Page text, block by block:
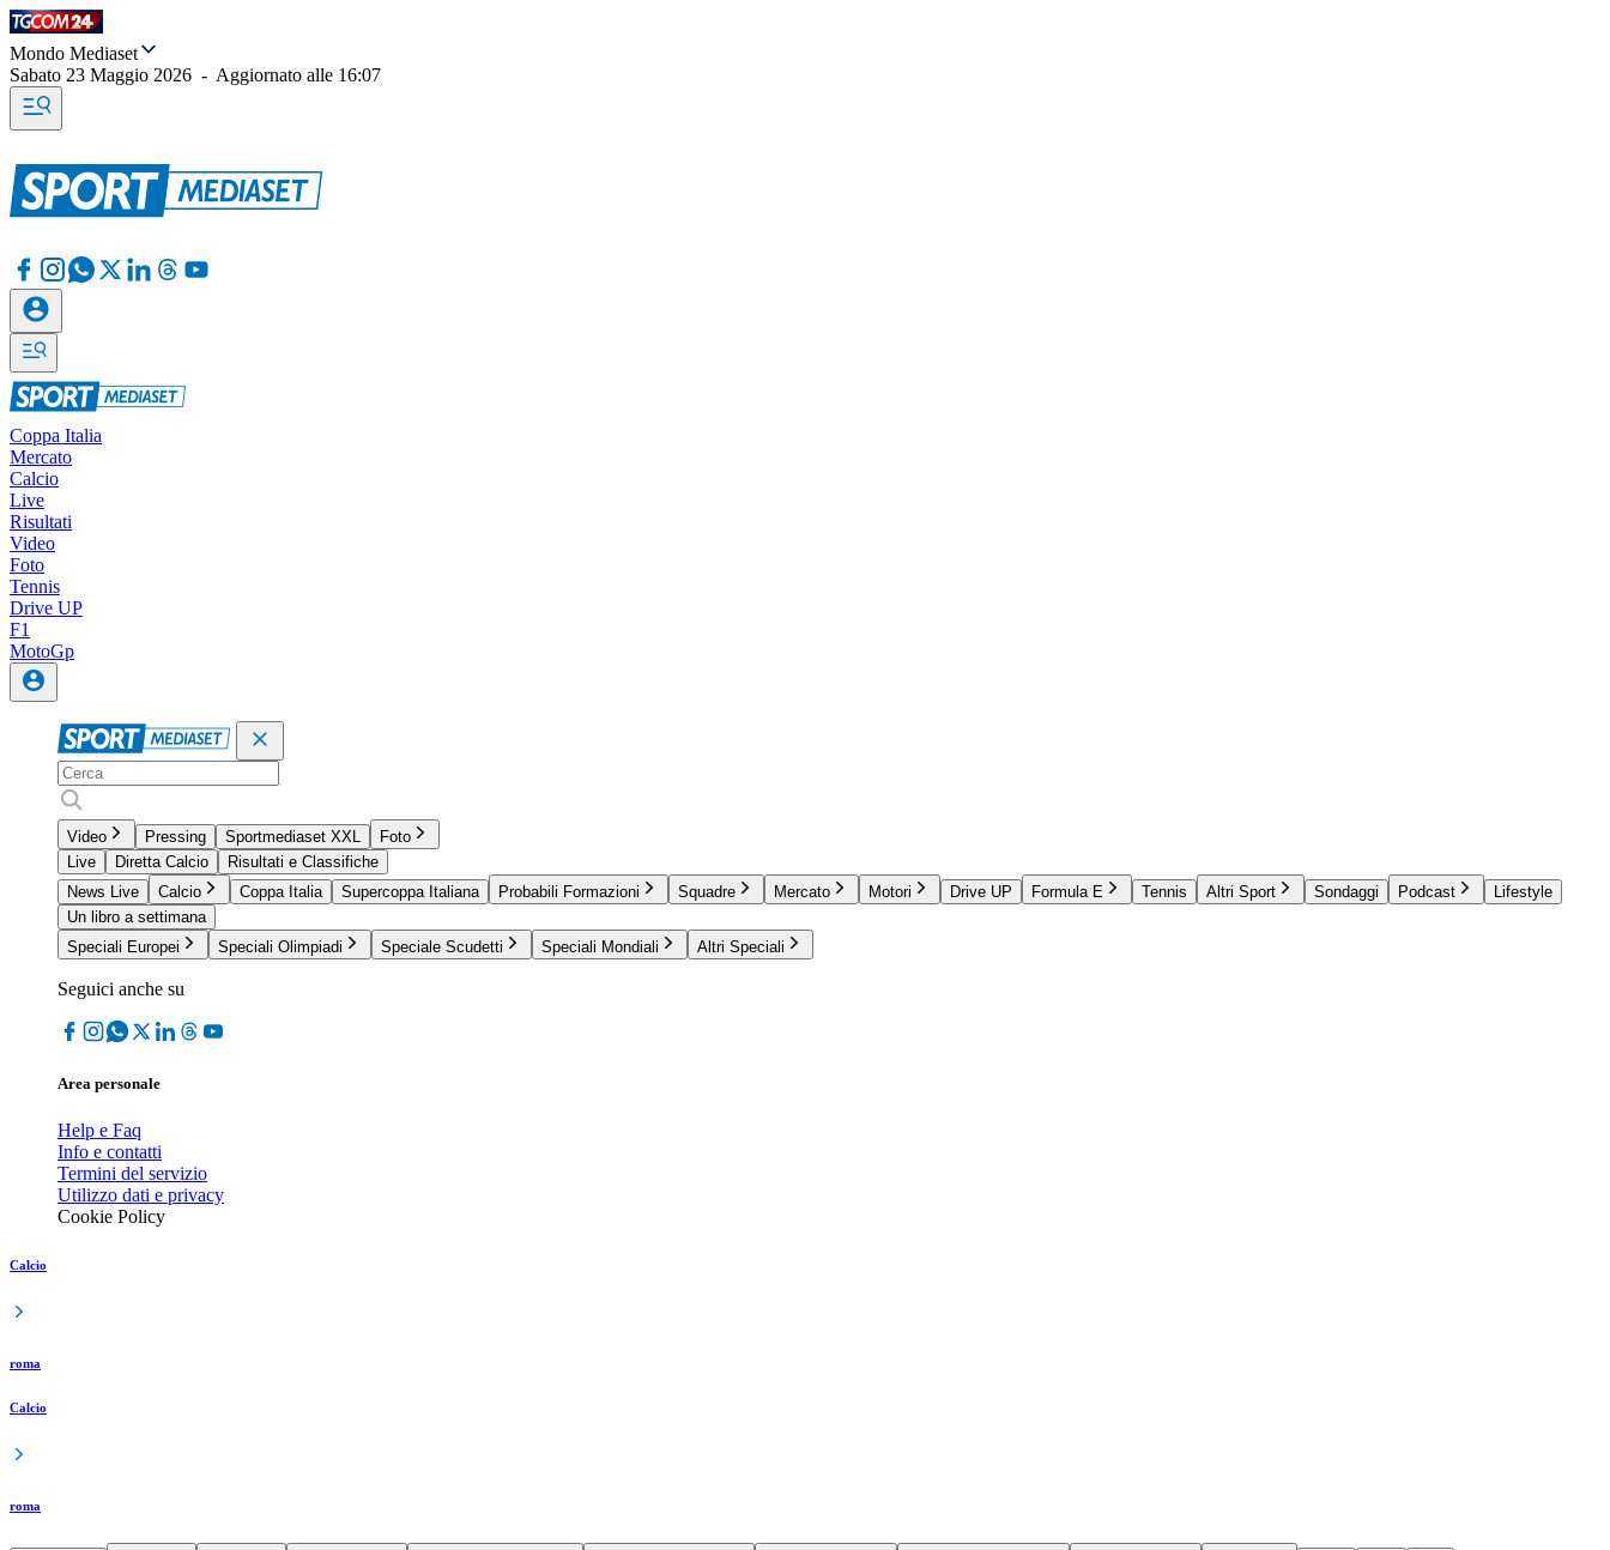
Mondo Mediaset
Sabato 23 Maggio 2026 - Aggiornato alle 16:07
Coppa Italia
Mercato
Calcio
Live
Risultati
Video
Foto
Tennis
Drive UP
F1
MotoGp
Video Pressing Sportmediaset XXL
Foto
Live
Diretta Calcio
Risultati e Classifiche
News Live
Calcio Coppa Italia Supercoppa Italiana Probabili Formazioni Squadre Mercato Motori Drive UP Formula E Tennis Altri Sport Sondaggi Podcast
Lifestyle
Un libro a settimana
Speciali Europei
Speciali Olimpiadi Speciale Scudetti Speciali Mondiali Altri Speciali
Seguici anche su
Area personale
Help e Faq
Info e contatti
Termini del servizio
Utilizzo dati e privacy
Cookie Policy
Calcio
roma
Calcio
roma